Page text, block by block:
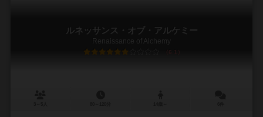
ルネッサンス・オブ・アルケミー
Renaissance of Alchemy
6.1